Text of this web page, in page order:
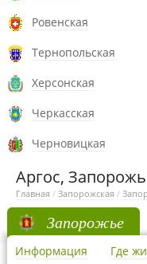
Ровенская
Тернопольская
Херсонская
Черкасская
Черновицкая
Аргос,
Главная / Запорожская /
Запорожье
Информация Где